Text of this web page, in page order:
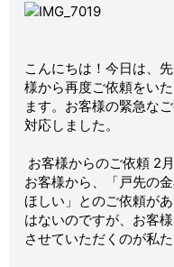
こんにちは！今日は、
様から再度ご依頼をい
ます。お客様の緊急な
対応しました。
お客様からのご依頼 2
お客様から、「戸先の
ほしい」とのご依頼が
はないのですが、お客
させていただくのが私